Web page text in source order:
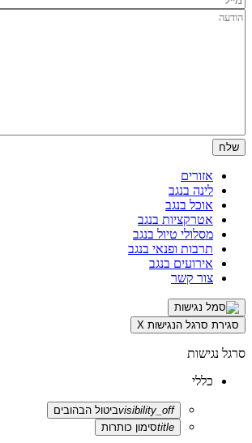
אזורים
לינה בנגב
אוכל בנגב
אטרקציות בנגב
מסלולי טיול בנגב
תרבות ופנאי בנגב
אירועים בנגב
צור קשר
סגירת סרגל הנגישות X
סרגל נגישות
כללי
visibility_offביטול הבהובים
titleסימון כותרות